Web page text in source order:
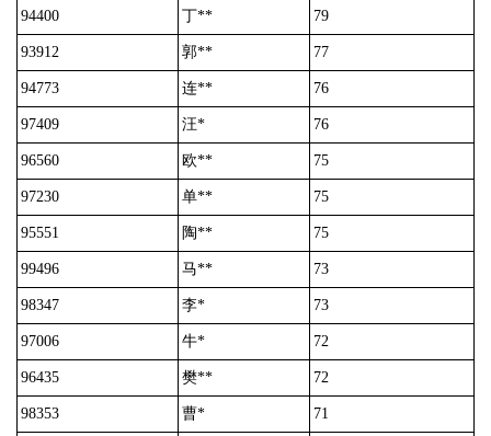
94400 丁** 79
93912 郭** 77
94773 连** 76
97409 汪* 76
96560 欧** 75
97230 单** 75
95551 陶** 75
99496 马** 73
98347 李* 73
97006 牛* 72
96435 樊** 72
98353 曹* 71